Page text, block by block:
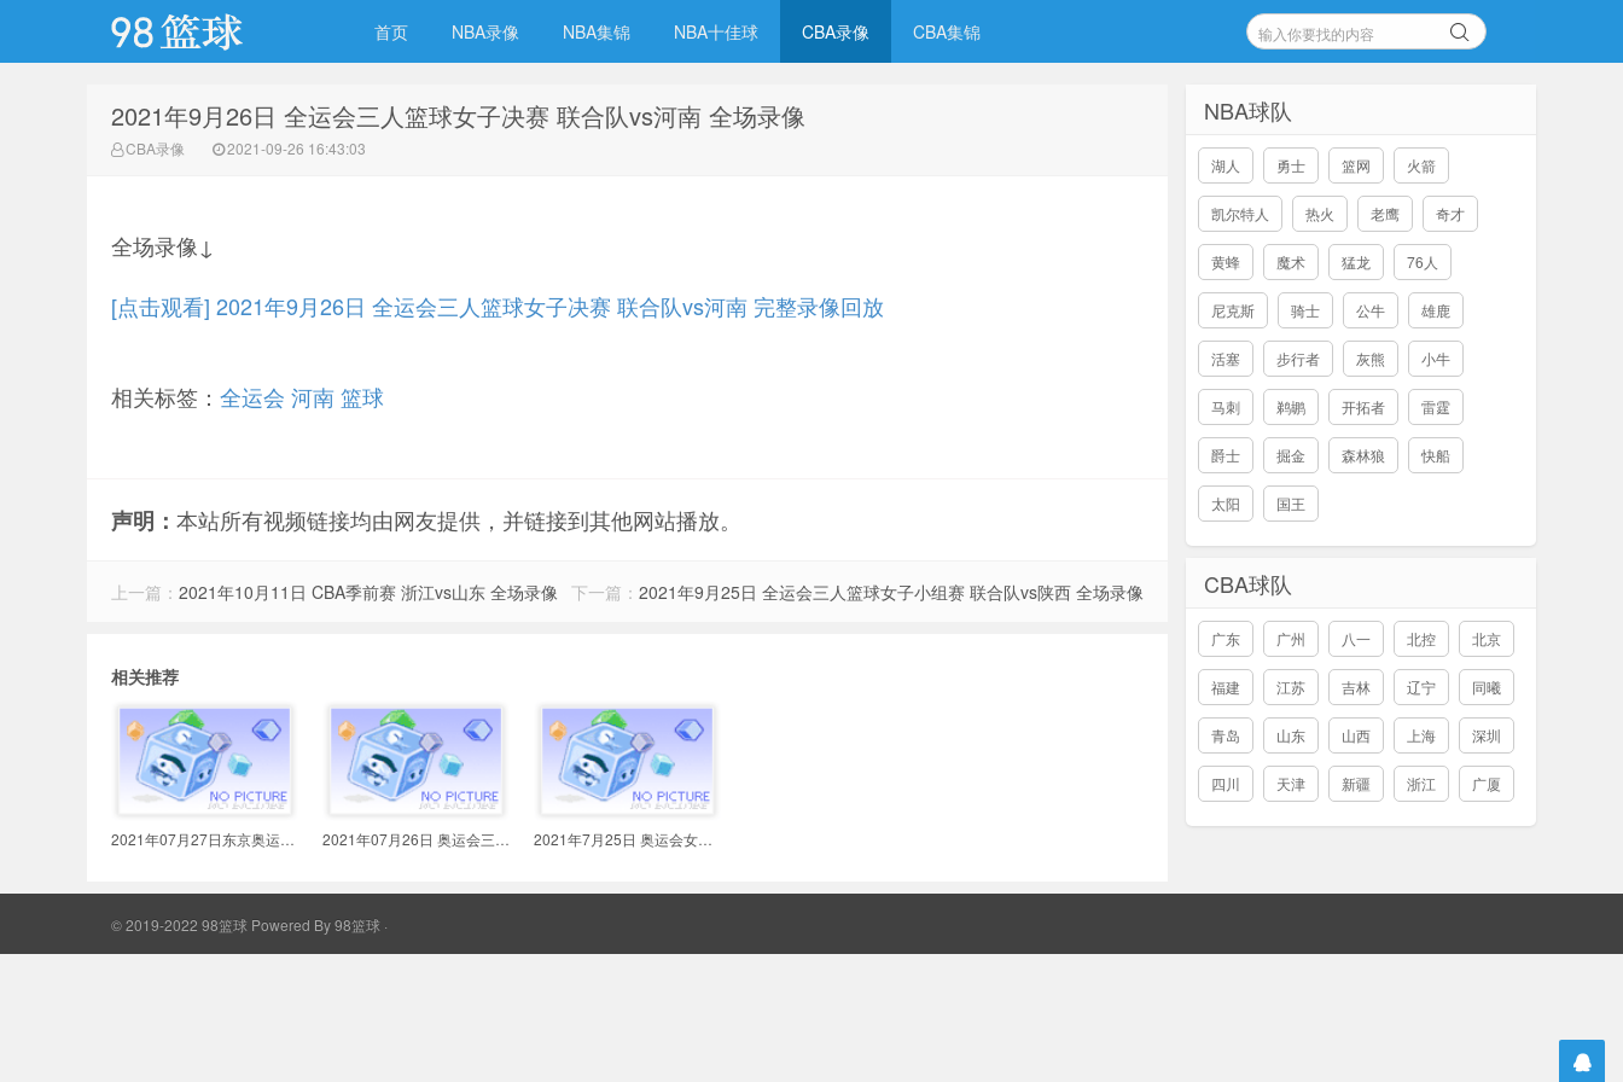
98篮球网
首页 NBA录像 NBA集锦 NBA十佳球 CBA录像 CBA集锦
2021年9月26日 全运会三人篮球女子决赛 联合队vs河南 全场录像
CBA录像 2021-09-26 16:43:03
全场录像↓
[点击观看] 2021年9月26日 全运会三人篮球女子决赛 联合队vs河南 完整录像回放
相关标签： 全运会 河南篮球
声明： 本站所有视频链接均由网友提供，并链接到其他网站播放。
上一篇： 2021年10月11日 CBA季前赛 浙江vs山东 全场录像 下一篇： 2021年9月25日 全运会三人篮球女子小组赛 联合队vs陕西 全场录像
相关推荐
2021年07月27日东京奥运男篮三人篮 2021年07月26日 奥运会三人篮球第 2021年7月25日 奥运会女篮三人篮球
NBA球队
湖人 勇士 篮网 火箭
凯尔特人 热火 老鹰 奇才
黄蜂 魔术 猛龙 76人
尼克斯 骑士 公牛 雄鹿
活塞 步行者 灰熊 小牛
马刺 鹈鹕 开拓者 雷霆
爵士 掘金 森林狼 快船
太阳 国王
CBA球队
广东 广州 八一 北控 北京
福建 江苏 吉林 辽宁 同曦
青岛 山东 山西 上海 深圳
四川 天津 新疆 浙江 广厦
© 2019-2022 98篮球 Powered By98篮球 ·